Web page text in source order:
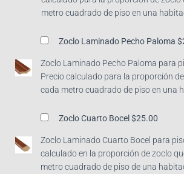
metro cuadrado de piso en una
Zoclo Laminado Pecho Paloma
Zoclo Laminado Pecho Paloma para
Precio calculado para la proporción
cada metro cuadrado de piso en una
Zoclo Cuarto Bocel$25.00
Zoclo Laminado Cuarto Bocel para
calculado en la proporción de zoclo
metro cuadrado de piso de una